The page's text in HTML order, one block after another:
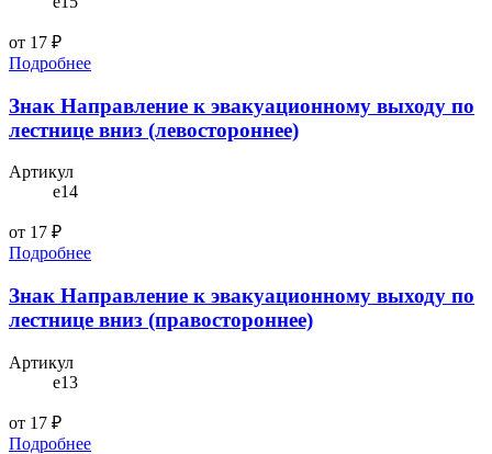
от 17 ₽
Подробнее
Знак Направление к эвакуационному выходу по
лестнице вниз (левостороннее)
Артикул
e14
от 17 ₽
Подробнее
Знак Направление к эвакуационному выходу по
лестнице вниз (правостороннее)
Артикул
e13
от 17 ₽
Подробнее